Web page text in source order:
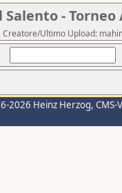
- Torneo
Ultimo Upload:
2026 Heinz Herzog,